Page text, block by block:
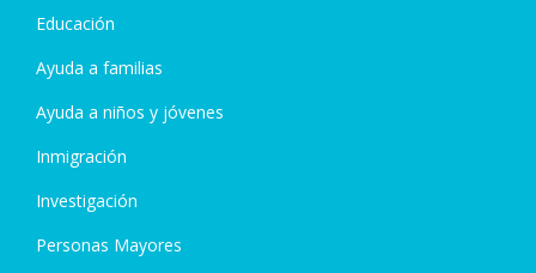
Educación
Ayuda a familias
Ayuda a niños y jóvenes
Inmigración
Investigación
Personas Mayores